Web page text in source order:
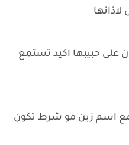
على حبيبها اكيد تستمع
اسم زين مو شرط تكون